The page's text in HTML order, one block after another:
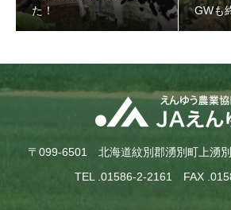
た！
GWも
〒099-6501 北海道紋別郡湧別町上湧
TEL .01586-2-2161 FAX